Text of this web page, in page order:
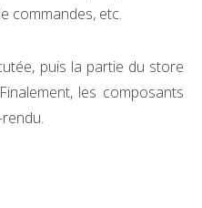
commandes, etc.
puis la partie du store
les composants